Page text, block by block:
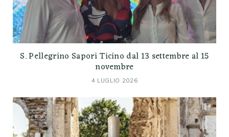
S. Pellegrino Sapori Ticino dal 13 settembre al 15
novembre
4 LUGLIO 2026